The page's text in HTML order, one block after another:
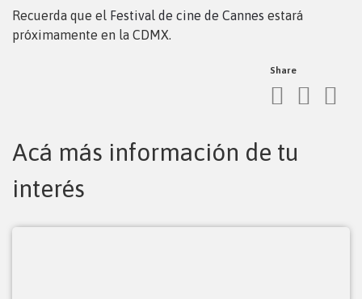
Recuerda que el Festival de cine de Cannes estará
próximamente en la CDMX.
Share
Acá más información de tu
interés